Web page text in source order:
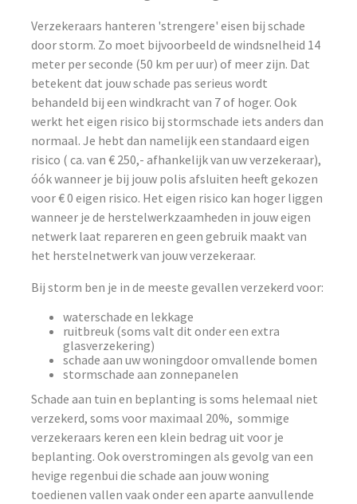
Verzekeraars hanteren 'strengere' eisen bij schade
door storm. Zo moet bijvoorbeeld de windsnelheid 14
meter per seconde (50 km per uur) of meer zijn. Dat
betekent dat jouw schade pas serieus wordt
behandeld bij een windkracht van 7 of hoger. Ook
werkt het eigen risico bij stormschade iets anders dan
normaal. Je hebt dan namelijk een standaard eigen
risico ( ca. van € 250,- afhankelijk van uw verzekeraar),
óók wanneer je bij jouw polis afsluiten heeft gekozen
voor € 0 eigen risico. Het eigen risico kan hoger liggen
wanneer je de herstelwerkzaamheden in jouw eigen
netwerk laat repareren en geen gebruik maakt van
het herstelnetwerk van jouw verzekeraar.
Bij storm ben je in de meeste gevallen verzekerd voor:
waterschade en lekkage
ruitbreuk (soms valt dit onder een extra
glasverzekering)
schade aan uw woningdoor omvallende bomen
stormschade aan zonnepanelen
Schade aan tuin en beplanting is soms helemaal niet
verzekerd, soms voor maximaal 20%, sommige
verzekeraars keren een klein bedrag uit voor je
beplanting. Ook overstromingen als gevolg van een
hevige regenbui die schade aan jouw woning
toedienen vallen vaak onder een aparte aanvullende